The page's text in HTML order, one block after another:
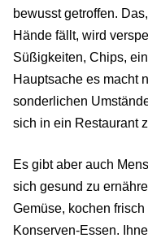
bewusst getroffen.
Hände fällt, wird
Süßigkeiten, Chips,
Hauptsache es macht
sonderlichen
sich in ein Restaurant
Es gibt aber auch
sich gesund zu
Gemüse, kochen
Konserven-Essen.